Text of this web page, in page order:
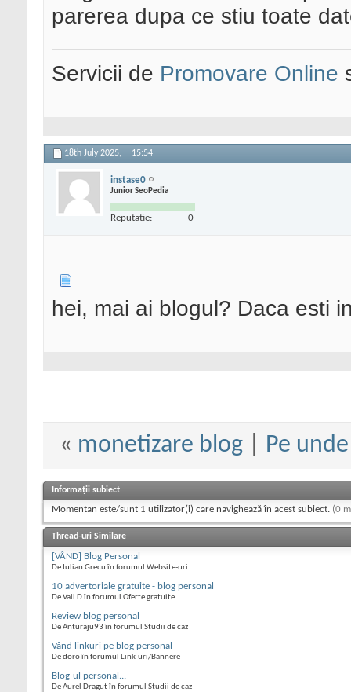
parerea dupa ce stiu toate
Servicii de Promovare Online
18th July 2025, 15:54
instase0
Junior SeoPedia
Reputatie: 0
hei, mai ai blogul? Daca esti
« monetizare blog Pe
Informații subiect
Momentan este/sunt 1 utilizator(i) care navighează în acest subiect. (0
Thread-uri Similare
[VÂND] Blog Personal
De Iulian Grecu în forumul Website-uri
10 advertoriale gratuite - blog personal
De Vali D în forumul Oferte gratuite
Review blog personal
De Anturaju93 în forumul Studii de caz
Vând linkuri pe blog personal
De doro în forumul Link-uri/Bannere
Blog-ul personal...
De Aurel Dragut în forumul Studii de caz